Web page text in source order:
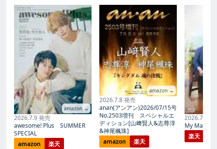
amazon →
2026.7.9 発売
awesome! Plus SUMMER
SPECIAL
amazon
楽天
amazon →
2026.7.8 発売
anan(アンアン)2026/07/15号
No.2503増刊 スペシャルエ
ディション[山﨑賢人&志尊淳
&神尾楓珠]
amazon
楽天
2026.7.27
My Magic
楽天